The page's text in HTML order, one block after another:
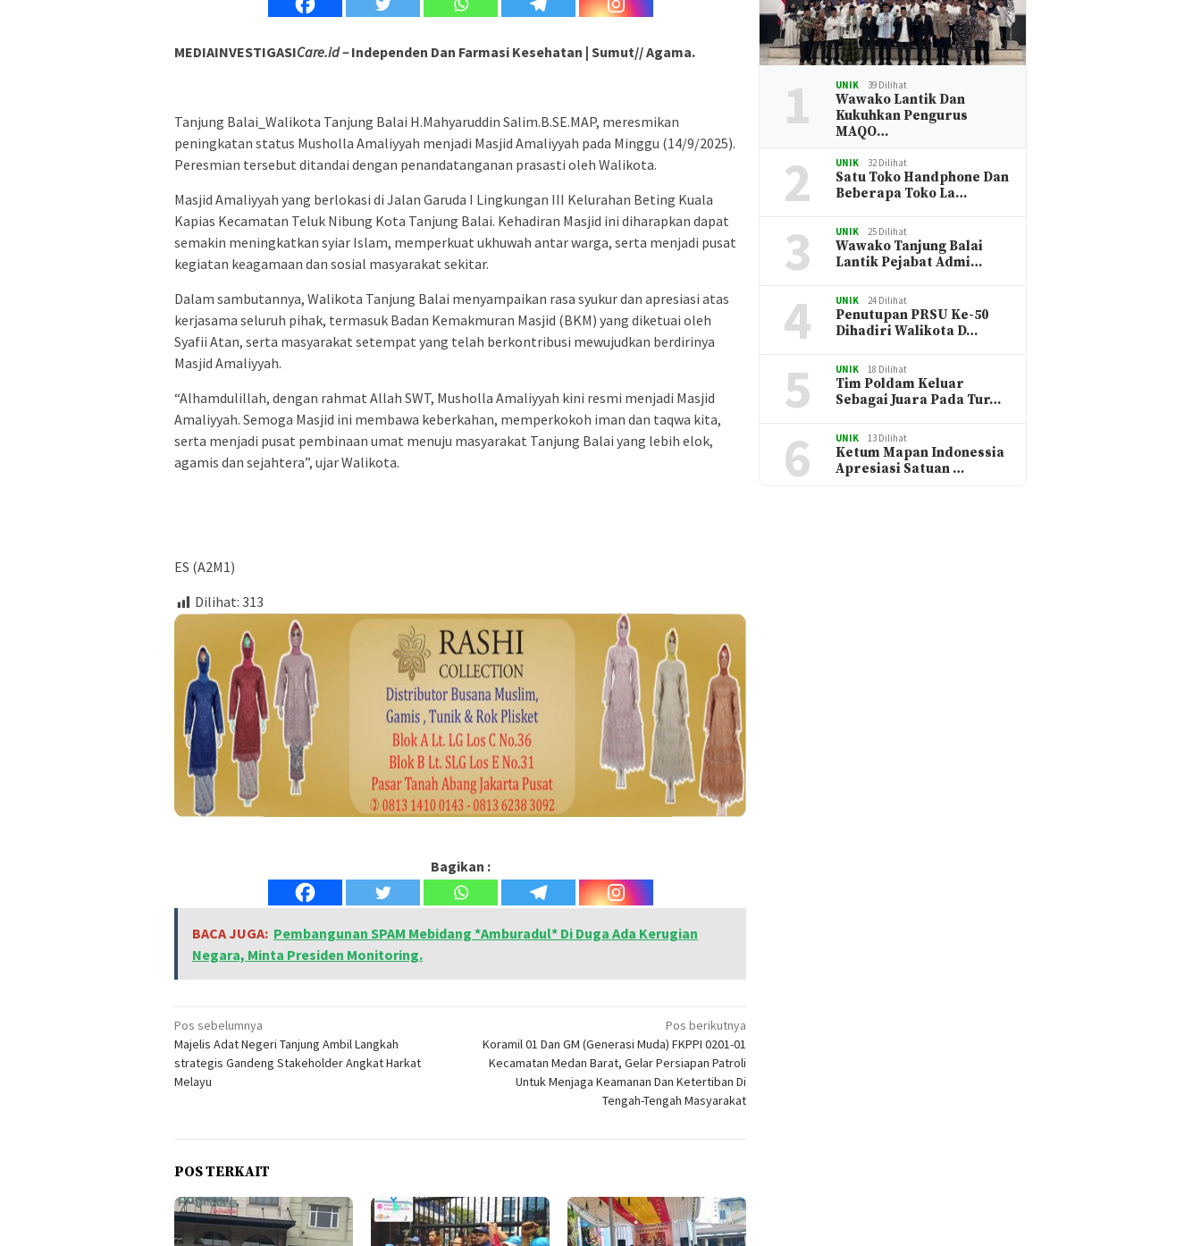
MEDIAINVESTIGASICare.id –Independen Dan Farmasi Kesehatan | Sumut// Agama.
Tanjung Balai_Walikota Tanjung Balai H.Mahyaruddin Salim.B.SE.MAP, meresmikan
peningkatan status Musholla Amaliyyah menjadi Masjid Amaliyyah pada Minggu (14/9/2025).
Peresmian tersebut ditandai dengan penandatanganan prasasti oleh Walikota.
Masjid Amaliyyah yang berlokasi di Jalan Garuda I Lingkungan III Kelurahan Beting Kuala
Kapias Kecamatan Teluk Nibung Kota Tanjung Balai. Kehadiran Masjid ini diharapkan dapat
semakin meningkatkan syiar Islam, memperkuat ukhuwah antar warga, serta menjadi pusat
kegiatan keagamaan dan sosial masyarakat sekitar.
Dalam sambutannya, Walikota Tanjung Balai menyampaikan rasa syukur dan apresiasi atas
kerjasama seluruh pihak, termasuk Badan Kemakmuran Masjid (BKM) yang diketuai oleh
Syafii Atan, serta masyarakat setempat yang telah berkontribusi mewujudkan berdirinya
Masjid Amaliyyah.
“Alhamdulillah, dengan rahmat Allah SWT, Musholla Amaliyyah kini resmi menjadi Masjid
Amaliyyah. Semoga Masjid ini membawa keberkahan, memperkokoh iman dan taqwa kita,
serta menjadi pusat pembinaan umat menuju masyarakat Tanjung Balai yang lebih elok,
agamis dan sejahtera”, ujar Walikota.
ES (A2M1)
Dilihat: 313
Bagikan :
BACA JUGA: Pembangunan SPAM Mebidang *Amburadul* Di Duga Ada Kerugian
Negara, Minta Presiden Monitoring.
Navigasi
pos
Pos sebelumnya
Majelis Adat Negeri Tanjung Ambil Langkah
strategis Gandeng Stakeholder Angkat Harkat
Melayu
Pos berikutnya
Koramil 01 Dan GM (Generasi Muda) FKPPI 0201-01
Kecamatan Medan Barat, Gelar Persiapan Patroli
Untuk Menjaga Keamanan Dan Ketertiban Di
Tengah-Tengah Masyarakat
POS TERKAIT
1 UNIK 39 Dilihat
Wawako Lantik Dan
Kukuhkan Pengurus
MAQO…
2 UNIK 32 Dilihat
Satu Toko Handphone Dan
Beberapa Toko La…
3 UNIK 25 Dilihat
Wawako Tanjung Balai
Lantik Pejabat Admi…
4 UNIK 24 Dilihat
Penutupan PRSU Ke-50
Dihadiri Walikota D…
5 UNIK 18 Dilihat
Tim Poldam Keluar
Sebagai Juara Pada Tur…
6 UNIK 13 Dilihat
Ketum Mapan Indonessia
Apresiasi Satuan …